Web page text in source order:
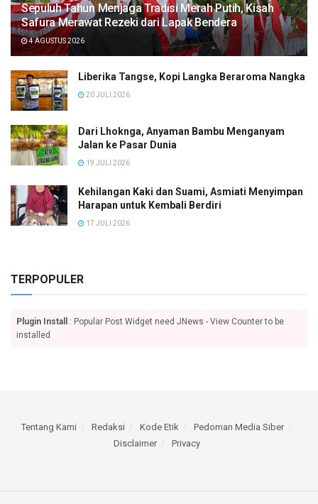
Sepuluh Tahun Menjaga Tradisi Merah Putih, Kisah
Safura Merawat Rezeki dari Lapak Bendera
4 AGUSTUS 2026
Liberika Tangse, Kopi Langka Beraroma Nangka
20 JULI 2026
Dari Lhoknga, Anyaman Bambu Menganyam
Jalan ke Pasar Dunia
19 JULI 2026
Kehilangan Kaki dan Suami, Asmiati Menyimpan
Harapan untuk Kembali Berdiri
17 JULI 2026
TERPOPULER
Plugin Install
: Popular Post Widget need JNews - View Counter to be
installed
Tentang Kami Redaksi Kode Etik
Pedoman Media Siber
Disclaimer
Privacy